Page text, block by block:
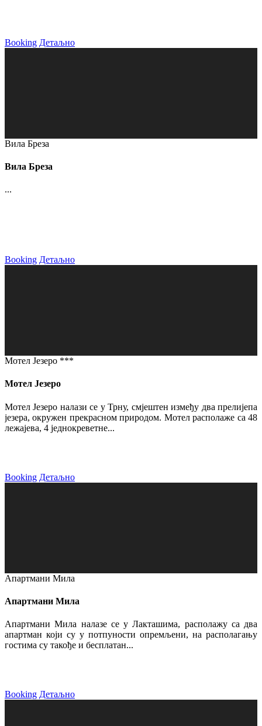
Booking Детаљно
Вила Бреза
Вила Бреза
...
Booking Детаљно
Мотел Језеро ***
Мотел Језеро
Мотел Језеро налази се у Трну, смјештен између два прелијепа
језера, окружен прекрасном природом. Мотел располаже са 48
лежајева, 4 једнокреветне...
Booking Детаљно
Апартмани Мила
Апартмани Мила
Апартмани Мила налазе се у Лакташима, располажу са два
апартман који су у потпуности опремљени, на располагању
гостима су такође и бесплатан...
Booking Детаљно